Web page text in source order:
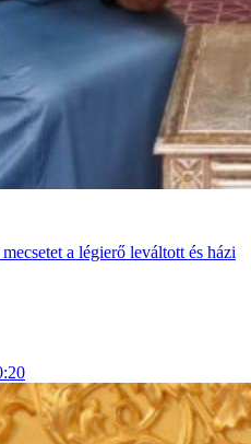
a légierő leváltott és házi